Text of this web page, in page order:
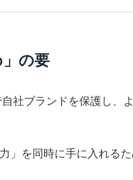
の要
社ブランドを保護し、
を同時に手に入れるた